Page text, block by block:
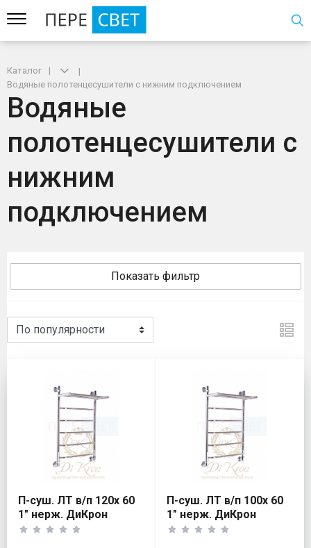
Каталог
Водяные полотенцесушители с нижним подключением
Водяные
полотенцесушители с
нижним
подключением
Показать фильтр
П-суш. ЛТ в/п 120х 60
1" нерж. ДиКрон
П-суш. ЛТ в/п 100х 60
1" нерж. ДиКрон